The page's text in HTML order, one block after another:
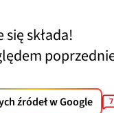
składa!
źródeł w Google 7